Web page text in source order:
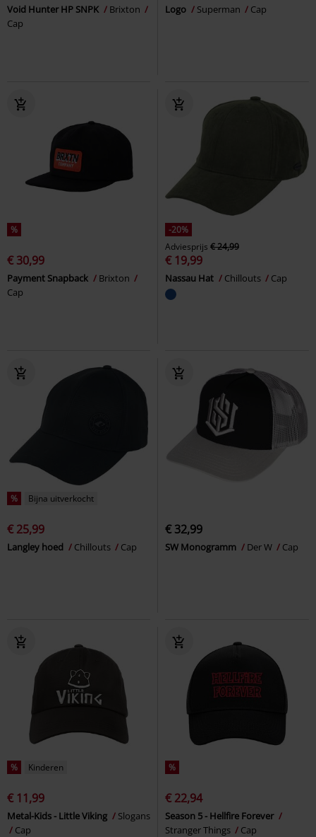
Void Hunter HP SNPK
Brixton
Cap
Logo Superman Cap
%
€ 30,99
Payment Snapback
Brixton
Cap
-20%
Adviesprijs € 24,99
€ 19,99
Nassau Hat Chillouts Cap
% Bijna uitverkocht
€ 25,99
Langley hoed Chillouts Cap
€ 32,99
SW Monogramm Der W Cap
% Kinderen
€ 11,99
Metal-Kids - Little Viking
Slogans
Cap
%
€ 22,94
Season 5 - Hellfire Forever
Stranger Things
Cap